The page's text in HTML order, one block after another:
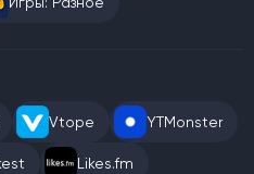
Vtope YTMonster
Likes.fm